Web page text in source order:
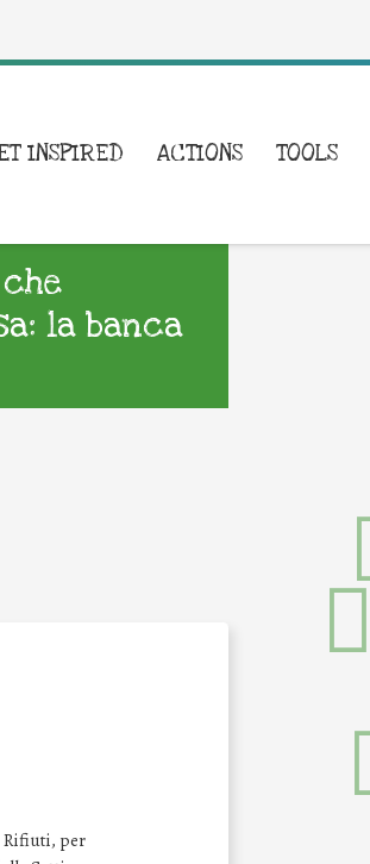
INSPIRED ACTIONS TOOLS
la banca
Rifiuti, per